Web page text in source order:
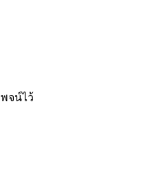
จน์ไว้